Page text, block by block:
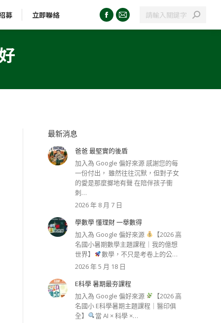
募 立即聯絡
最新消息
爸爸 最堅實的後盾
加入為 Google 偏好來源 感謝您的每
一份付出， 雖然往往沉默，但對子女
的愛是那麼擲地有聲 在陪伴孩子衝
刺…
2026 年 8 月 7 日
學數學 懂理財 一舉數得
加入為 Google 偏好來源
【2026 高
名國小暑期數學主題課程｜我的億想
世界】
數學，不只是考卷上的公…
2026 年 5 月 18 日
E科學 暑期最夯課程
加入為 Google 偏好來源
【2026 高
名國小 E科學暑期主題課程｜醫印俱
全】
當 AI × 科學 ×…